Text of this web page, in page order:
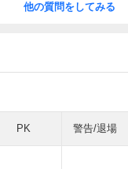
他の質問をしてみる
PK 警告/退場